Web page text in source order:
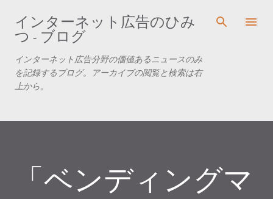
スキップしてメイン コンテンツに移動
インターネット広告のひみ
つ - ブログ
インターネット広告分野の価値あるニュースのみ
を記録するブログ。アーカイブの閲覧と検索は右
上から。
「ベンディングマ